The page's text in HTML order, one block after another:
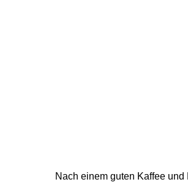
Nach einem guten Kaffee